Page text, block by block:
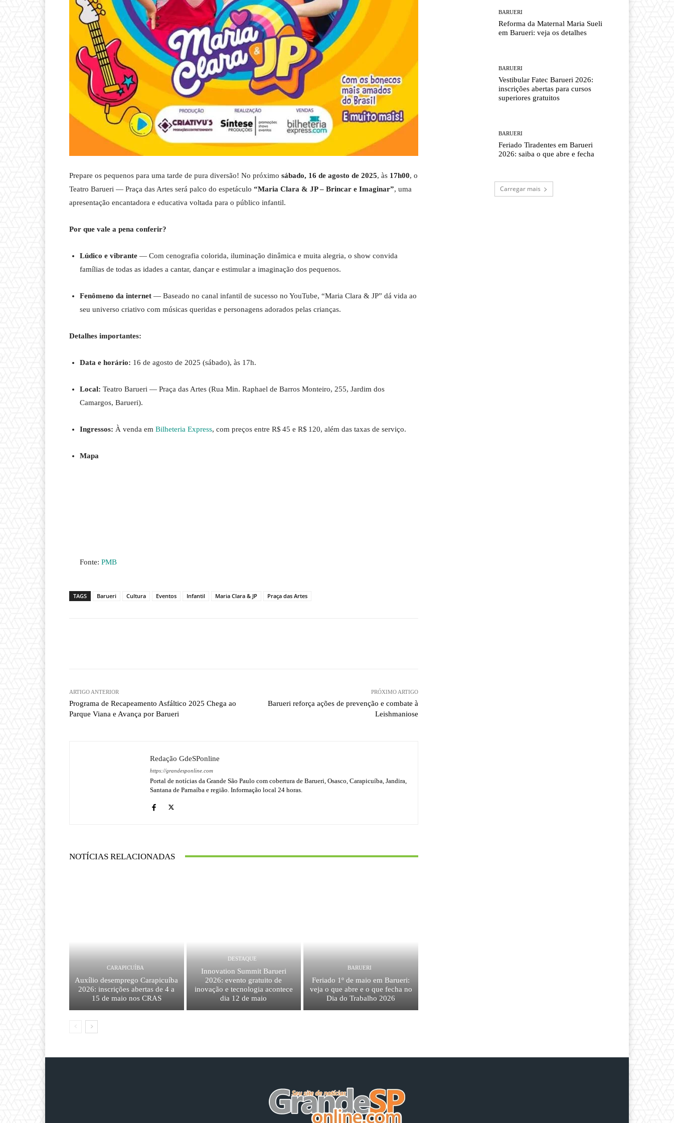
Prepare os pequenos para uma tarde de pura diversão! No próximo sábado, 16 de agosto de 2025, às 17h00, o
Teatro Barueri — Praça das Artes será palco do espetáculo “Maria Clara & JP – Brincar e Imaginar”, uma
apresentação encantadora e educativa voltada para o público infantil.
Por que vale a pena conferir?
Lúdico e vibrante — Com cenografia colorida, iluminação dinâmica e muita alegria, o show convida
famílias de todas as idades a cantar, dançar e estimular a imaginação dos pequenos.
Fenômeno da internet — Baseado no canal infantil de sucesso no YouTube, “Maria Clara & JP” dá vida ao
seu universo criativo com músicas queridas e personagens adorados pelas crianças.
Detalhes importantes:
Data e horário: 16 de agosto de 2025 (sábado), às 17h.
Local: Teatro Barueri — Praça das Artes (Rua Min. Raphael de Barros Monteiro, 255, Jardim dos
Camargos, Barueri).
Ingressos: À venda em Bilheteria Express, com preços entre R$ 45 e R$ 120, além das taxas de serviço.
Mapa
Fonte: PMB
TAGS Barueri Cultura Eventos Infantil Maria Clara & JP Praça das Artes
ARTIGO ANTERIOR
Programa de Recapeamento Asfáltico 2025 Chega ao
Parque Viana e Avança por Barueri
PRÓXIMO ARTIGO
Barueri reforça ações de prevenção e combate à
Leishmaniose
Redação GdeSPonline
https://grandesponline.com
Portal de notícias da Grande São Paulo com cobertura de Barueri, Osasco, Carapicuíba, Jandira,
Santana de Parnaíba e região. Informação local 24 horas.
NOTÍCIAS RELACIONADAS
CARAPICUÍBA
Auxílio desemprego Carapicuíba
2026: inscrições abertas de 4 a
15 de maio nos CRAS
DESTAQUE
Innovation Summit Barueri
2026: evento gratuito de
inovação e tecnologia acontece
dia 12 de maio
BARUERI
Feriado 1º de maio em Barueri:
veja o que abre e o que fecha no
Dia do Trabalho 2026
BARUERI
Reforma da Maternal Maria Sueli
em Barueri: veja os detalhes
BARUERI
Vestibular Fatec Barueri 2026:
inscrições abertas para cursos
superiores gratuitos
BARUERI
Feriado Tiradentes em Barueri
2026: saiba o que abre e fecha
Carregar mais